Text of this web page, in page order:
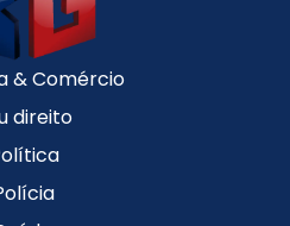
& Comércio
direito